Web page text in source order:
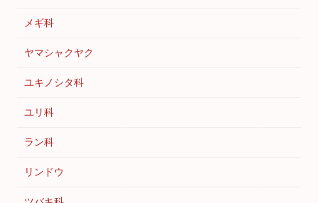
メギ科
ヤマシャクヤク
ユキノシタ科
ユリ科
ラン科
リンドウ